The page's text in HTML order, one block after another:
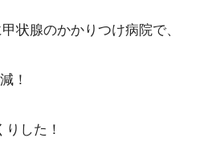
状腺のかかりつけ病院で、
！
した！